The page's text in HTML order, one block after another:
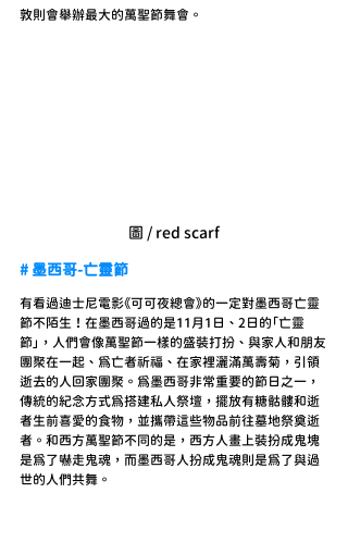
敦則會舉辦最大的萬聖節舞會。
圖 / red scarf
# 墨西哥-亡靈節
有看過迪士尼電影《可可夜總會》的一定對墨西哥亡靈
節不陌生！在墨西哥過的是11月1日、2日的「亡靈
節」，人們會像萬聖節一樣的盛裝打扮、與家人和朋友
團聚在一起、為亡者祈福、在家裡灑滿萬壽菊，引領
逝去的人回家團聚。為墨西哥非常重要的節日之一，
傳統的紀念方式為搭建私人祭壇，擺放有糖骷髏和逝
者生前喜愛的食物，並攜帶這些物品前往墓地祭奠逝
者。和西方萬聖節不同的是，西方人畫上裝扮成鬼塊
是為了嚇走鬼魂，而墨西哥人扮成鬼魂則是為了與過
世的人們共舞。